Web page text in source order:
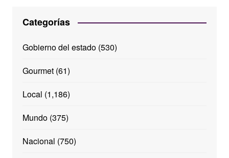
Categorías
Gobierno del estado(530)
Gourmet(61)
Local (1,186)
Mundo(375)
Nacional (750)